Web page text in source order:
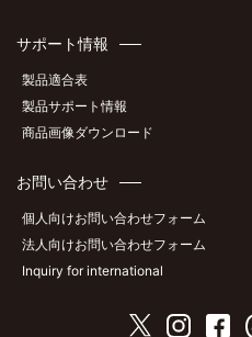
サポート情報
製品適合表
製品サポート情報
商品画像ダウンロード
お問い合わせ
個人向けお問い合わせフォーム
法人向けお問い合わせフォーム
Inquiry for international